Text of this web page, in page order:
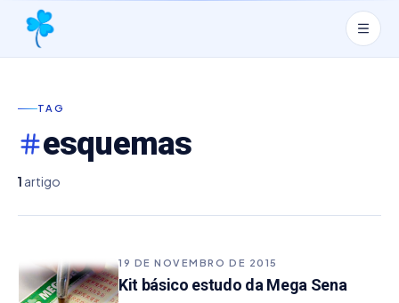
TAG
esquemas
1 artigo
19 DE NOVEMBRO DE 2015
Kit básico estudo da Mega Sena